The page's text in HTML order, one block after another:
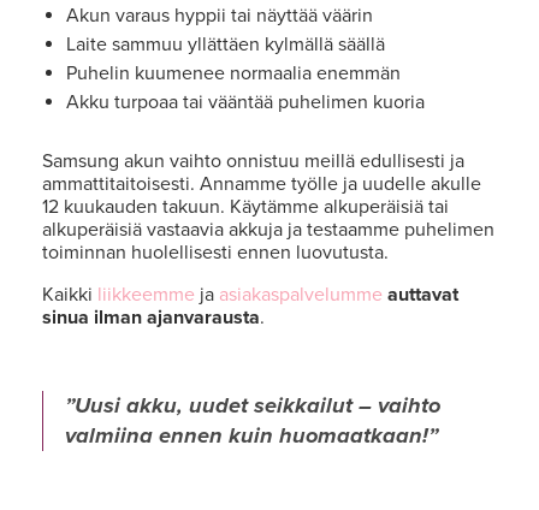
Akun varaus hyppii tai näyttää väärin
Laite sammuu yllättäen kylmällä säällä
Puhelin kuumenee normaalia enemmän
Akku turpoaa tai vääntää puhelimen kuoria
Samsung akun vaihto onnistuu meillä edullisesti ja
ammattitaitoisesti. Annamme työlle ja uudelle akulle
12 kuukauden takuun. Käytämme alkuperäisiä tai
alkuperäisiä vastaavia akkuja ja testaamme puhelimen
toiminnan huolellisesti ennen luovutusta.
Kaikki liikkeemme ja asiakaspalvelumme auttavat
sinua ilman ajanvarausta.
Uusi akku, uudet seikkailut – vaihto
valmiina ennen kuin huomaatkaan!